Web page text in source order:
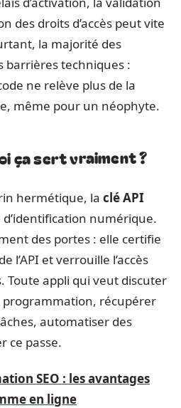
des droits d’accès peut vite
la majorité des
barrières techniques :
ne relève plus de la
même pour un néophyte.
ça sert vraiment ?
hermétique, la clé API
numérique.
des portes : elle certifie
l’API et verrouille l’accès
Toute appli qui veut discuter
récupérer
automatiser des
ce passe.
SEO : les avantages
en ligne